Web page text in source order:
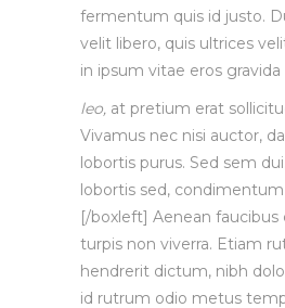
fermentum quis id justo.
velit libero, quis ultrices
in ipsum vitae eros
leo, at pretium erat
Vivamus nec nisi auctor,
lobortis purus. Sed sem
lobortis sed, condimentum
[/boxleft] Aenean
turpis non viverra. Etiam
hendrerit dictum, nibh
id rutrum odio metus